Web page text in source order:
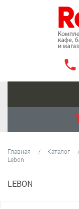
Главная Каталог
Lebon
LEBON